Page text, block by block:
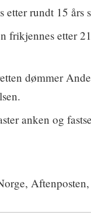
etter rundt 15 års
frikjennes etter
dømmer
anken og
Aftenposten,